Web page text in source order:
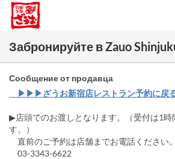
Забронируйте в Zauo
Сообщение от продавца
▶▶▶ざうお新宿店レストラン予約に
▶店頭でのお渡しとなります。（受付は1時
す。）
直前のご予約は店舗までお電話ください。
03-3343-6622